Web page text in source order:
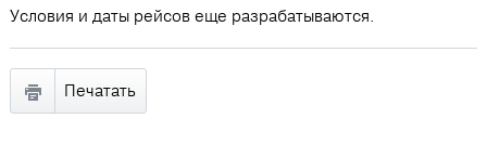
Условия и даты рейсов еще разрабатываются.
Печатать